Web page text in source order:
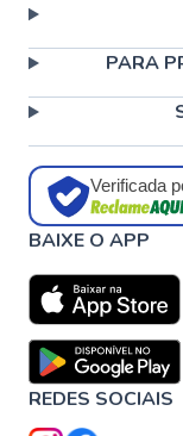
PARA
Verificada
BAIXE O APP
REDES SOCIAIS